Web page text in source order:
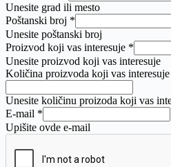
Unesite grad ili mesto
Poštanski broj *
Unesite poštanski broj
Proizvod koji vas interesuje *
Unesite proizvod koji vas interesuje
Grad/
interesuje
Količina proizvoda koji vas interesuje
Unesite količinu proizoda koji vas
E-mail *
Upišite ovde e-mail